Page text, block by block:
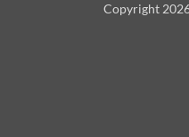
Copyright